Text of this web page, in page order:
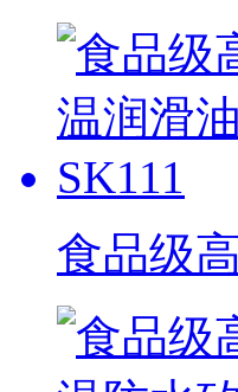
食品级